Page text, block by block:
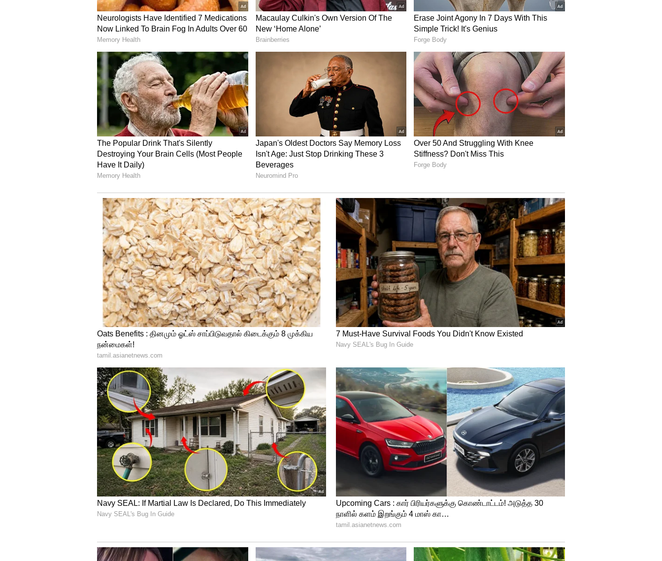
பாஜக கூட்டணியில் அதிமுக
இந்தநிலையில், பாஜக கூட்டணியில் போட்டியிட அதிமுக விருப்பம்
தெரிவித்துள்ளதாக கூறப்படுகிறது. தமிழர்கள் அதிகம் வசிக்கும் கோலார்,
பெங்களூர் நகர் பகுதிக்குள் ஏதேனும் ஒரு தொகுதியில் போட்டியிட அதிமுக
விருப்பம் தெரிவித்துள்ளதாக தகவல் வெளியாகியுள்ளது. ஆனால் கார்நாடக
மாநிலத் தேர்தலில் கடும் போட்டி நிலவி வருவதால் அதிமுகவிற்கு போட்டியிட
வாய்ப்பு வழங்குவது என்பது சந்தேகம் என்றே கூறப்படுகிறது.
இதையும் படியுங்கள்